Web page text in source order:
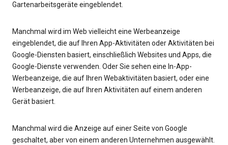
Gartenarbeitsgeräte eingeblendet.
Manchmal wird im Web vielleicht eine Werbeanzeige
eingeblendet, die auf Ihren App-Aktivitäten oder Aktivitäten bei
Google-Diensten basiert, einschließlich Websites und Apps, die
Google-Dienste verwenden. Oder Sie sehen eine In-App-
Werbeanzeige, die auf Ihren Webaktivitäten basiert, oder eine
Werbeanzeige, die auf Ihren Aktivitäten auf einem anderen
Gerät basiert.
Manchmal wird die Anzeige auf einer Seite von Google
geschaltet, aber von einem anderen Unternehmen ausgewählt.